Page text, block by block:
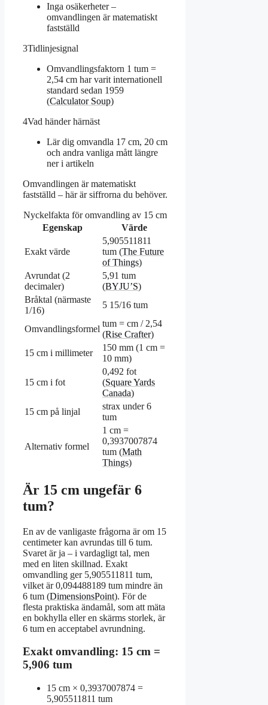
Inga osäkerheter –
omvandlingen är matematiskt
fastställd
3Tidlinjesignal
Omvandlingsfaktorn 1 tum =
2,54 cm har varit internationell
standard sedan 1959
(Calculator Soup)
4Vad händer härnäst
Lär dig omvandla 17 cm, 20 cm
och andra vanliga mått längre
ner i artikeln
Omvandlingen är matematiskt
fastställd – här är siffrorna du behöver.
Nyckelfakta för omvandling av 15 cm
Egenskap
Värde
Exakt värde
5,905511811
tum (The Future
of Things)
Avrundat (2
decimaler)
5,91 tum
(BYJU’S)
Bråktal (närmaste
1/16)
5 15/16 tum
Omvandlingsformel
tum = cm / 2,54
(Rise Crafter)
15 cm i millimeter
150 mm (1 cm =
10 mm)
15 cm i fot
0,492 fot
(Square Yards
Canada)
15 cm på linjal
strax under 6
tum
Alternativ formel
1 cm =
0,3937007874
tum (Math
Things)
Är 15 cm ungefär 6
tum?
En av de vanligaste frågorna är om 15
centimeter kan avrundas till 6 tum.
Svaret är ja – i vardagligt tal, men
med en liten skillnad. Exakt
omvandling ger 5,905511811 tum,
vilket är 0,094488189 tum mindre än
6 tum (DimensionsPoint). För de
flesta praktiska ändamål, som att mäta
en bokhylla eller en skärms storlek, är
6 tum en acceptabel avrundning.
Exakt omvandling: 15 cm =
5,906 tum
15 cm × 0,3937007874 =
5,905511811 tum